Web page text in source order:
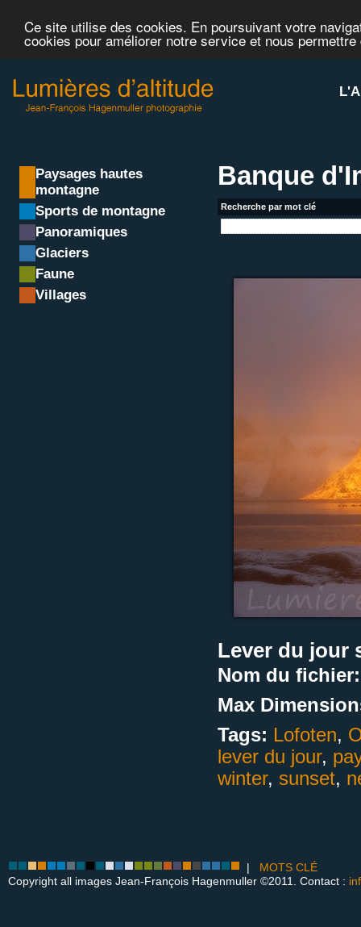
Ce site utilise des cookies. En poursuivant votre
cookies pour améliorer notre service et nous
Paysages hautes
montagne
Sports de montagne
Panoramiques
Glaciers
Faune
Villages
Banque
Recherche par mot clé
Lever du jour
Nom du fichier:
Max
Tags: Lofoten,
lever du jour,
winter, sunset,
| MOTS CLÉ
Copyright all images Jean-François Hagenmuller ©2011. Contact :